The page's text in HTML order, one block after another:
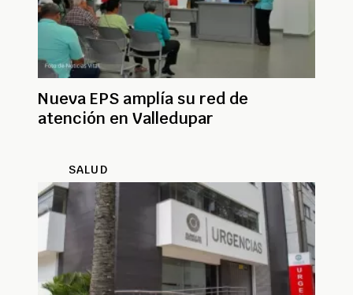
Nueva EPS amplía su red de
atención en Valledupar
SALUD